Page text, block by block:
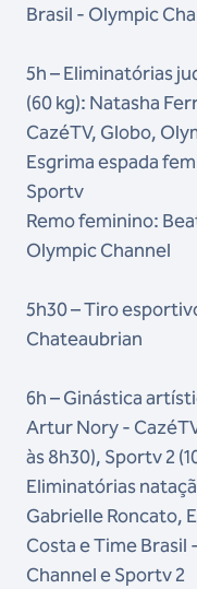
Brasil - Olympic
5h – Eliminatórias
(60 kg): Natasha
CazéTV, Globo,
Esgrima espada
Sportv
Remo feminino:
Olympic Channel
5h30 – Tiro
Chateaubrian
6h – Ginástica
Artur Nory -
às 8h30), Sportv 2
Eliminatórias
Gabrielle Roncato,
Costa e Time Brasil
Channel e Sportv 2